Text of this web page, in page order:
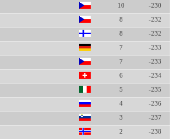
10 -230
8 -232
8 -232
7 -233
7 -233
6 -234
5 -235
4 -236
3 -237
2 -238